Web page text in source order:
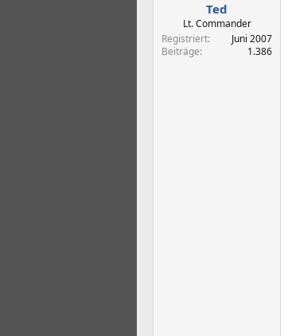
Ted
Lt. Commander
Registriert
Juni 2007
Beiträge
1.386